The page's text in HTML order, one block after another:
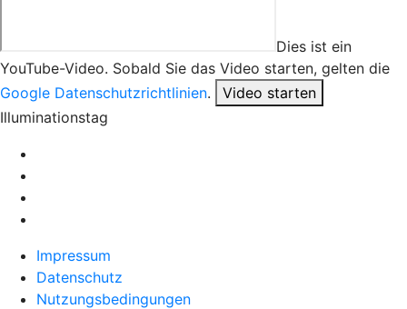
Dies ist ein
YouTube-Video. Sobald Sie das Video starten, gelten die
Google Datenschutzrichtlinien.
Video starten
Illuminationstag
Impressum
Datenschutz
Nutzungsbedingungen